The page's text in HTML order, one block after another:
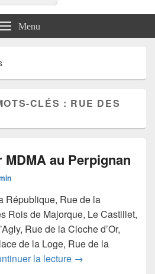
Menu
CLÉS : RUE DES
au Perpignan
République, Rue de la
Rois de Majorque, Le Castillet,
Rue de la Cloche d’Or,
de la Loge, Rue de la
la lecture comme acheter
→